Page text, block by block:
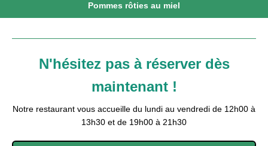
Pommes rôties au miel
N'hésitez pas à réserver dès
maintenant !
Notre restaurant vous accueille du lundi au vendredi de 12h00 à
13h30 et de 19h00 à 21h30